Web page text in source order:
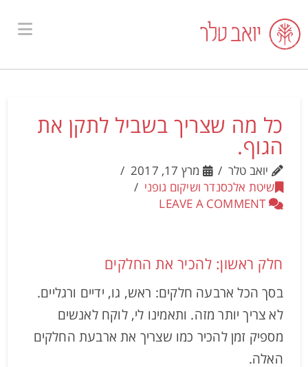
כל מה שצריך בשביל לתקן את
הגוף.
יואב טלר
מרץ 17, 2017
שיטת אלכסנדר ושיקום גופני
LEAVE A COMMENT
חלק ראשון: להכיר את החלקים
בסך הכל ארבעה חלקים: ראש, גו, ידיים ורגליים.
לא צריך יותר מזה. ותאמינו לי, לוקח לאנשים
מספיק זמן להכיר כמו שצריך את ארבעת החלקים
האלה.